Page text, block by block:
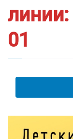
01